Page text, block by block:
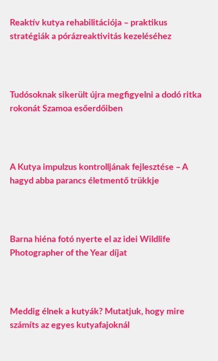
Reaktív kutya rehabilitációja – praktikus
stratégiák a pórázreaktivitás kezeléséhez
Tudósoknak sikerült újra megfigyelni a dodó ritka
rokonát Szamoa esőerdőiben
A Kutya impulzus kontrolljának fejlesztése – A
hagyd abba parancs életmentő trükkje
Barna hiéna fotó nyerte el az idei Wildlife
Photographer of the Year díjat
Meddig élnek a kutyák? Mutatjuk, hogy mire
számíts az egyes kutyafajoknál